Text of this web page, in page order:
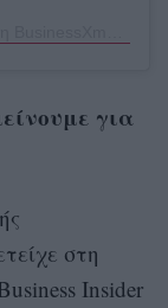
για
στη
Insider